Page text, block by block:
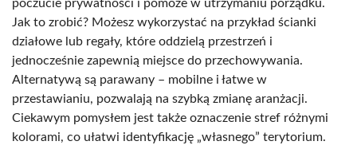
poczucie prywatności i pomoże w utrzymaniu porządku.
Jak to zrobić? Możesz wykorzystać na przykład ścianki
działowe lub regały, które oddzielą przestrzeń i
jednocześnie zapewnią miejsce do przechowywania.
Alternatywą są parawany – mobilne i łatwe w
przestawianiu, pozwalają na szybką zmianę aranżacji.
Ciekawym pomysłem jest także oznaczenie stref różnymi
kolorami, co ułatwi identyfikację „własnego” terytorium.